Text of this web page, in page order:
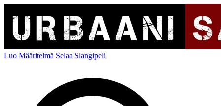
Luo Määritelmä Selaa Slangipeli